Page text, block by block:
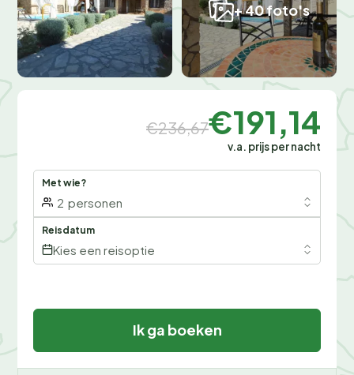
+ 40 foto's
€236,67€191,14
v.a. prijs per nacht
Met wie?
2 personen
Reisdatum
Kies een reisoptie
Ik ga boeken